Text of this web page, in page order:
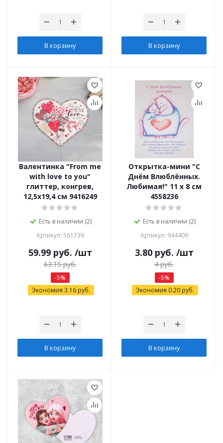
В корзину В корзину
Валентинка "From me
with love to you"
глиттер, конгрев,
12,5х19,4 см 9416249
Есть в наличии (2)
Артикул: 561739
59.99руб. /шт
63.15руб.
-5%
Экономия 3.16руб.
В корзину
Открытка-мини "С
Днём Влюблённых.
Любимая!" 11 х 8 см
4558236
Есть в наличии (2)
Артикул: 944409
3.80руб. /шт
4руб.
-5%
Экономия 0.20руб.
В корзину